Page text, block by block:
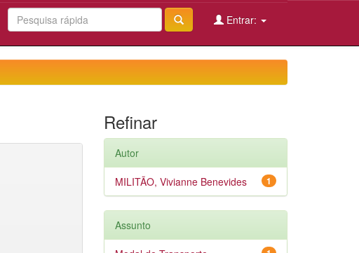
Entrar:
Refinar
Autor
1
MILITÃO, Vivianne Benevides
Assunto